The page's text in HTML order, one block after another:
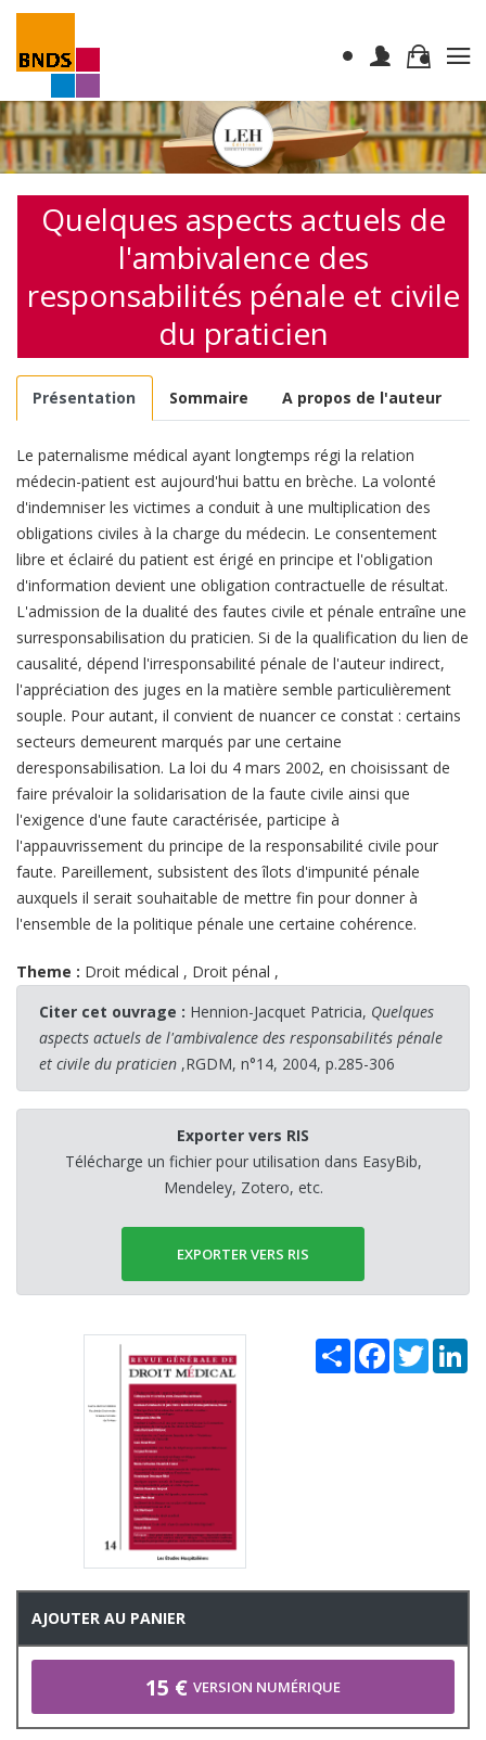
Quelques aspects actuels de
l'ambivalence des
responsabilités pénale et civile
du praticien
Présentation Sommaire A propos de l'auteur
Le paternalisme médical ayant longtemps régi la relation
médecin-patient est aujourd'hui battu en brèche. La volonté
d'indemniser les victimes a conduit à une multiplication des
obligations civiles à la charge du médecin. Le consentement
libre et éclairé du patient est érigé en principe et l'obligation
d'information devient une obligation contractuelle de résultat.
L'admission de la dualité des fautes civile et pénale entraîne une
surresponsabilisation du praticien. Si de la qualification du lien de
causalité, dépend l'irresponsabilité pénale de l'auteur indirect,
l'appréciation des juges en la matière semble particulièrement
souple. Pour autant, il convient de nuancer ce constat : certains
secteurs demeurent marqués par une certaine
deresponsabilisation. La loi du 4 mars 2002, en choisissant de
faire prévaloir la solidarisation de la faute civile ainsi que
l'exigence d'une faute caractérisée, participe à
l'appauvrissement du principe de la responsabilité civile pour
faute. Pareillement, subsistent des îlots d'impunité pénale
auxquels il serait souhaitable de mettre fin pour donner à
l'ensemble de la politique pénale une certaine cohérence.
Theme : Droit médical , Droit pénal ,
Citer cet ouvrage : Hennion-Jacquet Patricia, Quelques
aspects actuels de l'ambivalence des responsabilités pénale
et civile du praticien ,RGDM, n°14, 2004, p.285-306
Exporter vers RIS
Télécharge un fichier pour utilisation dans EasyBib,
Mendeley, Zotero, etc.
EXPORTER VERS RIS
Share Facebook
Twitter
AJOUTER AU PANIER
15 € VERSION NUMÉRIQUE